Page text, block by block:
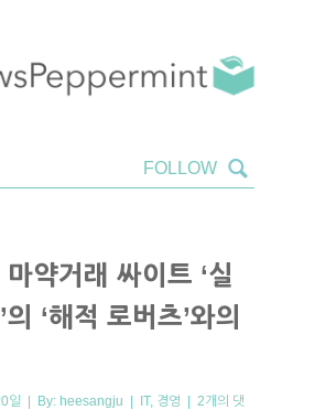
약거래 싸이트 ‘실
의 ‘해적 로버츠’와의
일 | By: heesangju | IT, 경영 | 2개의 댓